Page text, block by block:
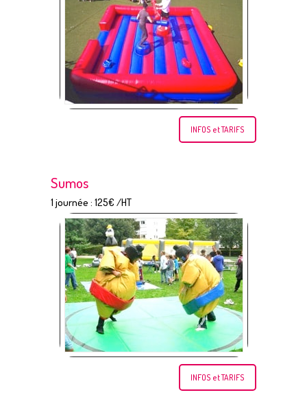
INFOS et TARIFS
Sumos
1 journée : 125€ /HT
INFOS et TARIFS